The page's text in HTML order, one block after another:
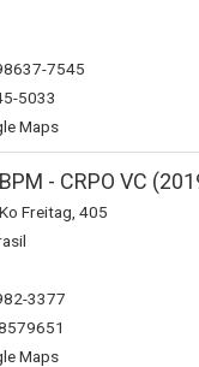
7545
5033
Maps
- CRPO VC
Freitag, 405
3377
Maps